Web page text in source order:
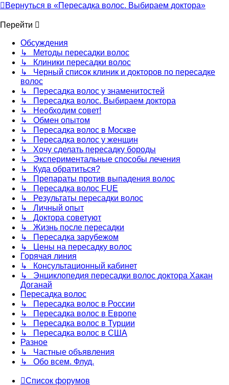
Вернуться в «Пересадка волос. Выбираем доктора»
Перейти
Обсуждения
↳ Методы пересадки волос
↳ Клиники пересадки волос
↳ Черный список клиник и докторов по пересадке
волос
↳ Пересадка волос у знаменитостей
↳ Пересадка волос. Выбираем доктора
↳ Необходим совет!
↳ Обмен опытом
↳ Пересадка волос в Москве
↳ Пересадка волос у женщин
↳ Хочу сделать пересадку бороды
↳ Экспериментальные способы лечения
↳ Куда обратиться?
↳ Препараты против выпадения волос
↳ Пересадка волос FUE
↳ Результаты пересадки волос
↳ Личный опыт
↳ Доктора советуют
↳ Жизнь после пересадки
↳ Пересадка зарубежом
↳ Цены на пересадку волос
Горячая линия
↳ Консультационный кабинет
↳ Энциклопедия пересадки волос доктора Хакан
Доганай
Пересадка волос
↳ Пересадка волос в России
↳ Пересадка волос в Европе
↳ Пересадка волос в Турции
↳ Пересадка волос в США
Разное
↳ Частные объявления
↳ Обо всем. Флуд.
Список форумов